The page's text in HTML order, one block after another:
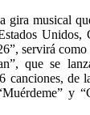
gira musical
Unidos,
servirá
que se
canciones, de
y